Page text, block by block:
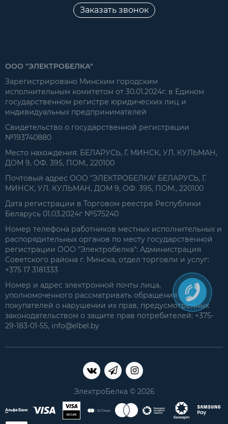
Заказать звонок
ООО "ЭЛЕКТРОБЕЛКА"
Зарегистрировано Минским городским
исполнительным комитетом от 30.01.2024г. в Едином
государственном регистре юридических лиц и
индивидуальных предпринимателей
Свидетельство о государственной регистрации
№193740880
Место нахождения: БЕЛАРУСЬ, Г. МИНСК, УЛ. КУЛЬМАН,
ДОМ 9, ОФ. 395, ПОМ., 220100
Почтовый адрес ООО "ЭЛЕКТРОБЕЛКА" БЕЛАРУСЬ, Г.
МИНСК, УЛ. КУЛЬМАН, ДОМ 9, ОФ. 395, ПОМ., 220100
Дата регистрации в Торговом реестре Республики
Беларусь 01.03.2024г №575240
Номер телефона работников местных исполнительных и
распорядительных органов по месту государственной
регистрации ООО "Электробелка": Администрация
Советского района г. Минска, отдел торговли и услуг:
+375 17 3181333
Номер и адрес электронной почты лица,
уполномоченного рассматривать обращения
покупателей о нарушении их прав, предусмотренных
законодательством о защите прав потребителей: +375-
29-183-01-55, info@elbel.by
ЭлектроБелка © 2026